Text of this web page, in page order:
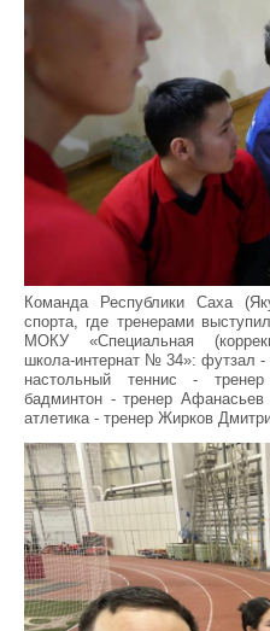
Команда Республики Саха
спорта, где тренерами
МОКУ «Специальная
школа-интернат № 34»: футзал
настольный теннис -
бадминтон - тренер Афанасьев
атлетика - тренер Жирков